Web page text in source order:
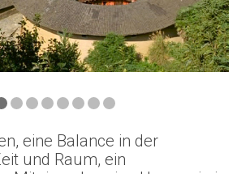
eine Balance in der
und Raum, ein